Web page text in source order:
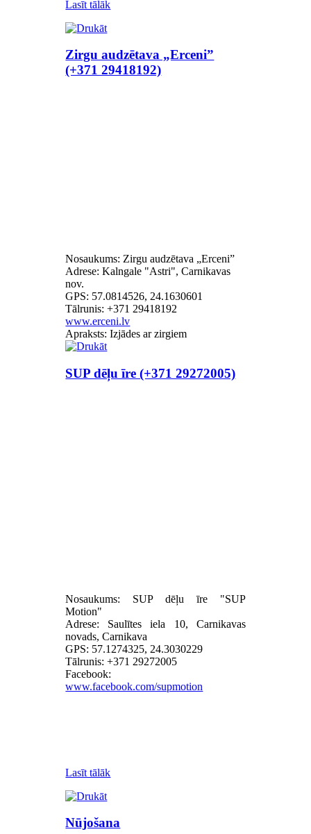
Lasīt tālāk
Zirgu audzētava „Erceni”
(+371 29418192)
Nosaukums: Zirgu audzētava „Erceni”
Adrese: Kalngale "Astri", Carnikavas
nov.
GPS: 57.0814526, 24.1630601
Tālrunis: +371 29418192
www.erceni.lv
Apraksts: Izjādes ar zirgiem
SUP dēļu īre (+371 29272005)
Nosaukums: SUP dēļu īre "SUP
Motion"
Adrese: Saulītes iela 10, Carnikavas
novads, Carnikava
GPS: 57.1274325, 24.3030229
Tālrunis: +371 29272005
Facebook:
www.facebook.com/supmotion
Lasīt tālāk
Nūjošana